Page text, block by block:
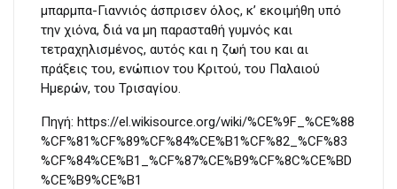
μπαρμπα-Γιαννιός άσπρισεν όλος, κ’ εκοιμήθη υπό
την χιόνα, διά να μη παρασταθή γυμνός και
τετραχηλισμένος, αυτός και η ζωή του και αι
πράξεις του, ενώπιον του Κριτού, του Παλαιού
Ημερών, του Τρισαγίου.
Πηγή: https://el.wikisource.org/wiki/%CE%9F_%CE%88
%CF%81%CF%89%CF%84%CE%B1%CF%82_%CF%83
%CF%84%CE%B1_%CF%87%CE%B9%CF%8C%CE%BD
%CE%B9%CE%B1